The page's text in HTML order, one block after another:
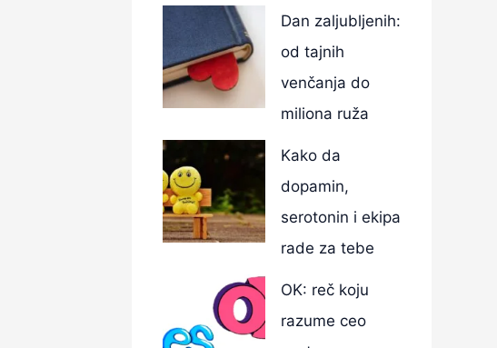
Dan zaljubljenih:
od tajnih
venčanja do
miliona ruža
Kako da
dopamin,
serotonin i ekipa
rade za tebe
OK: reč koju
razume ceo